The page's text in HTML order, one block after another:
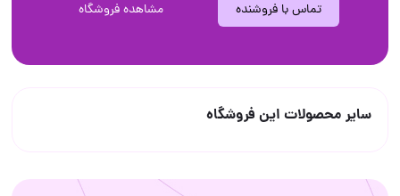
تماس با فروشنده مشاهده فروشگاه
سایر محصولات این فروشگاه